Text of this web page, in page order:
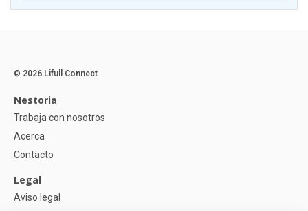
© 2026 Lifull Connect
Nestoria
Trabaja con nosotros
Acerca
Contacto
Legal
Aviso legal